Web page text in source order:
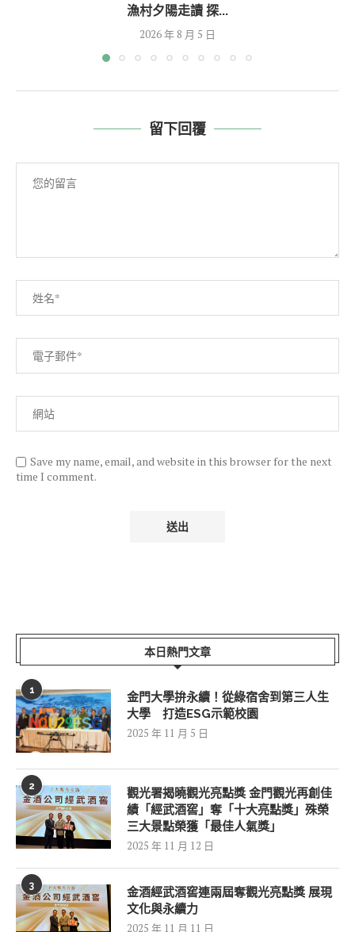
漁村夕陽走讀 探...
2026 年 8 月 5 日
留下回覆
Save my name, email, and website in this browser for the next
time I comment.
本日熱門文章
1
金門大學拚永續！從綠宿舍到第三人生
大學 打造ESG示範校園
2025 年 11 月 5 日
2
觀光署揭曉觀光亮點獎 金門觀光再創佳
績「經武酒窖」奪「十大亮點獎」殊榮
三大景點榮獲「最佳人氣獎」
2025 年 11 月 12 日
3
金酒經武酒窖連兩屆奪觀光亮點獎 展現
文化與永續力
2025 年 11 月 11 日